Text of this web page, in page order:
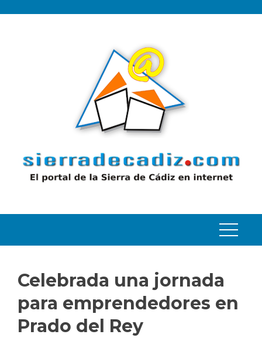
Celebrada una jornada
para emprendedores en
Prado del Rey